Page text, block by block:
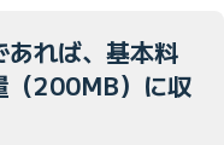
あれば、基本料
（200MB）に収